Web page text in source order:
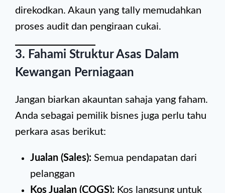
direkodkan. Akaun yang tally memudahkan
proses audit dan pengiraan cukai.
3. Fahami Struktur Asas Dalam
Kewangan Perniagaan
Jangan biarkan akauntan sahaja yang faham.
Anda sebagai pemilik bisnes juga perlu tahu
perkara asas berikut:
Jualan (Sales): Semua pendapatan dari
pelanggan
Kos Jualan (COGS): Kos langsung untuk